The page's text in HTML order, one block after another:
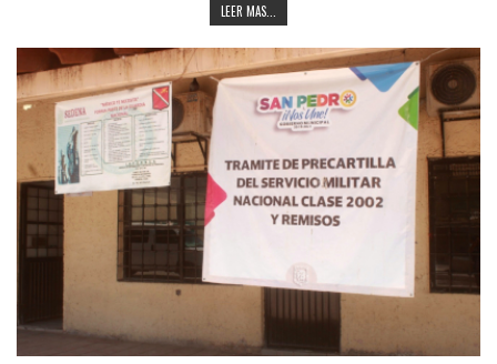
LEER MAS...